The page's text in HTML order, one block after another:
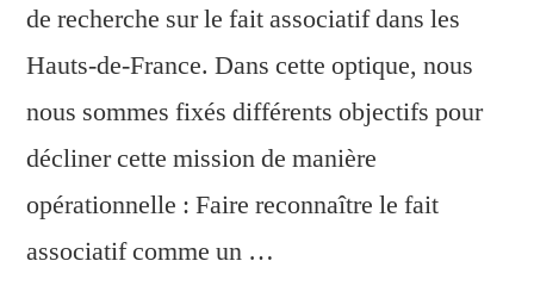
de recherche sur le fait associatif dans les
Hauts-de-France. Dans cette optique, nous
nous sommes fixés différents objectifs pour
décliner cette mission de manière
opérationnelle : Faire reconnaître le fait
associatif comme un …